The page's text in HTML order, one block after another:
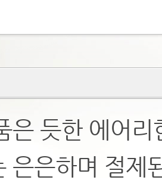
은 듯한 에어리
은은하며 절제